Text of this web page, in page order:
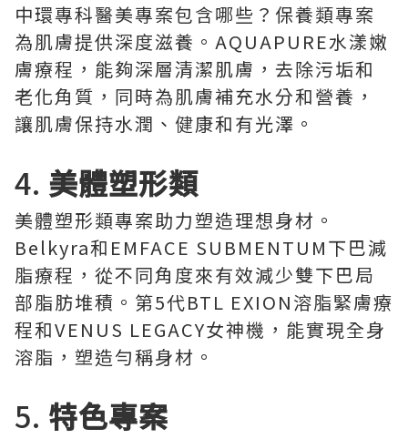
中環專科醫美專案包含哪些？保養類專案
為肌膚提供深度滋養。AQUAPURE水漾嫩
膚療程，能夠深層清潔肌膚，去除污垢和
老化角質，同時為肌膚補充水分和營養，
讓肌膚保持水潤、健康和有光澤。
4. 美體塑形類
美體塑形類專案助力塑造理想身材。
Belkyra和EMFACE SUBMENTUM下巴減
脂療程，從不同角度來有效減少雙下巴局
部脂肪堆積。第5代BTL EXION溶脂緊膚療
程和VENUS LEGACY女神機，能實現全身
溶脂，塑造勻稱身材。
5. 特色專案